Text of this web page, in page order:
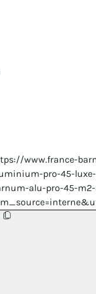
www.france-
pro-45-
alu-pro-45-